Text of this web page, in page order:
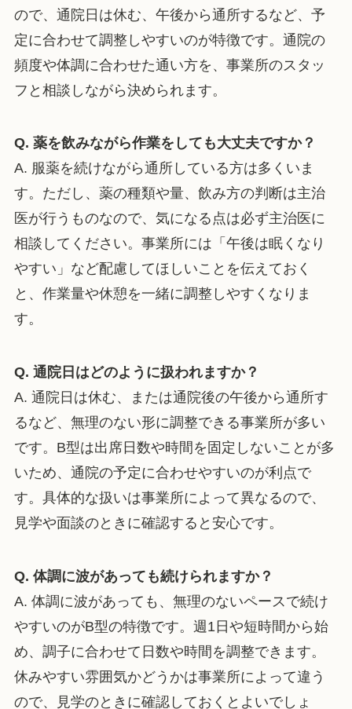
ので、通院日は休む、午後から通所するなど、予
定に合わせて調整しやすいのが特徴です。通院の
頻度や体調に合わせた通い方を、事業所のスタッ
フと相談しながら決められます。
Q. 薬を飲みながら作業をしても大丈夫ですか？
A. 服薬を続けながら通所している方は多くいま
す。ただし、薬の種類や量、飲み方の判断は主治
医が行うものなので、気になる点は必ず主治医に
相談してください。事業所には「午後は眠くなり
やすい」など配慮してほしいことを伝えておく
と、作業量や休憩を一緒に調整しやすくなりま
す。
Q. 通院日はどのように扱われますか？
A. 通院日は休む、または通院後の午後から通所す
るなど、無理のない形に調整できる事業所が多い
です。B型は出席日数や時間を固定しないことが多
いため、通院の予定に合わせやすいのが利点で
す。具体的な扱いは事業所によって異なるので、
見学や面談のときに確認すると安心です。
Q. 体調に波があっても続けられますか？
A. 体調に波があっても、無理のないペースで続け
やすいのがB型の特徴です。週1日や短時間から始
め、調子に合わせて日数や時間を調整できます。
休みやすい雰囲気かどうかは事業所によって違う
ので、見学のときに確認しておくとよいでしょ